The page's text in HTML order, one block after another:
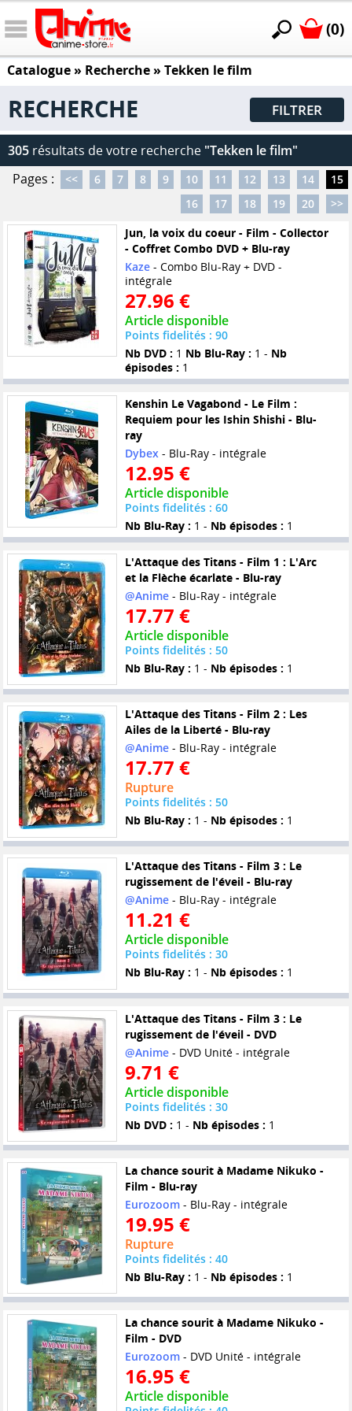
(0)
Catalogue» Recherche » Tekken le film
RECHERCHE FILTRER
305 résultats de votre recherche "Tekken le film"
Pages :
<< 6 7 8 9 10 11 12 13 14
15
16
17 18 19 20
>>
Jun, la voix du coeur - Film - Collector
- Coffret Combo DVD + Blu-ray
Kaze- Combo Blu-Ray + DVD -
intégrale
27.96 €
Article disponible
Points fidelités : 90
Nb DVD : 1 Nb Blu-Ray : 1 - Nb
épisodes : 1
Kenshin Le Vagabond - Le Film :
Requiem pour les Ishin Shishi - Blu-
ray
Dybex- Blu-Ray - intégrale
12.95 €
Article disponible
Points fidelités : 60
Nb Blu-Ray : 1 - Nb épisodes : 1
L'Attaque des Titans - Film 1 : L'Arc
et la Flèche écarlate - Blu-ray
@Anime- Blu-Ray - intégrale
17.77 €
Article disponible
Points fidelités : 50
Nb Blu-Ray : 1 - Nb épisodes : 1
L'Attaque des Titans - Film 2 : Les
Ailes de la Liberté - Blu-ray
@Anime- Blu-Ray - intégrale
17.77 €
Rupture
Points fidelités : 50
Nb Blu-Ray : 1 - Nb épisodes : 1
L'Attaque des Titans - Film 3 : Le
rugissement de l'éveil - Blu-ray
@Anime- Blu-Ray - intégrale
11.21 €
Article disponible
Points fidelités : 30
Nb Blu-Ray : 1 - Nb épisodes : 1
L'Attaque des Titans - Film 3 : Le
rugissement de l'éveil - DVD
@Anime- DVD Unité - intégrale
9.71 €
Article disponible
Points fidelités : 30
Nb DVD : 1 - Nb épisodes : 1
La chance sourit à Madame Nikuko -
Film - Blu-ray
Eurozoom- Blu-Ray - intégrale
19.95 €
Rupture
Points fidelités : 40
Nb Blu-Ray : 1 - Nb épisodes : 1
La chance sourit à Madame Nikuko -
Film - DVD
Eurozoom- DVD Unité - intégrale
16.95 €
Article disponible